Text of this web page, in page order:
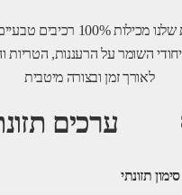
הקוביות הקפואות שלנו מכילות 100% רכיבים
על הרעננות, הטריות והערכים
זמן ובצורה מיטבית
ערכים תזונתיים